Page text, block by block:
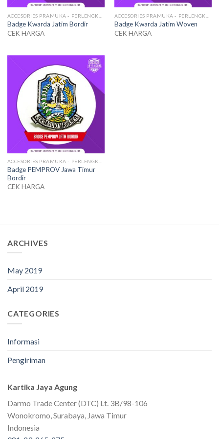
Badge Kwarda Jatim Bordir
CEK HARGA
Badge Kwarda Jatim Woven
CEK HARGA
Badge PEMPROV Jawa Timur
Bordir
CEK HARGA
ARCHIVES
May 2019
April 2019
CATEGORIES
Informasi
Pengiriman
Kartika Jaya Agung
Darmo Trade Center (DTC) Lt. 3B/98-106
Wonokromo, Surabaya, Jawa Timur
Indonesia